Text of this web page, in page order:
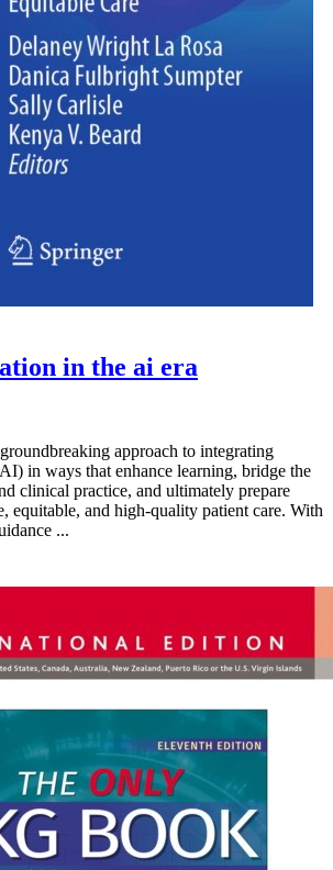
in the ai era
approach to integrating
in ways that enhance learning, bridge the
clinical practice, and ultimately prepare
equitable, and high-quality patient care. With
...